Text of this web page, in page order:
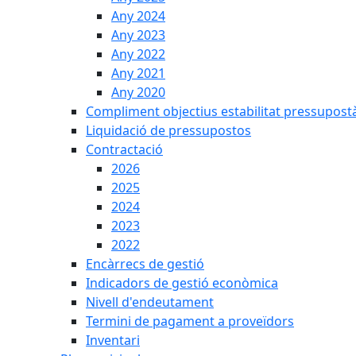
Any 2024
Any 2023
Any 2022
Any 2021
Any 2020
Compliment objectius estabilitat
Liquidació de pressupostos
Contractació
2026
2025
2024
2023
2022
Encàrrecs de gestió
Indicadors de gestió econòmica
Nivell d'endeutament
Termini de pagament a proveïdors
Inventari